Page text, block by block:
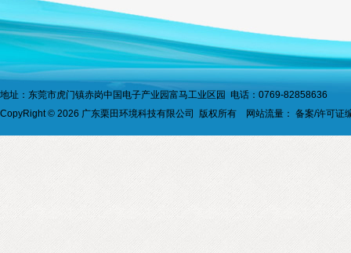
地址：东莞市虎门镇赤岗中国电子产业园富马工业区园 电话：0769-82858636
CopyRight © 2026 广东栗田环境科技有限公司 版权所有 网站流量： 备案/许可证